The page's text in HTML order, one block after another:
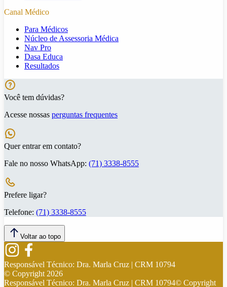
Canal Médico
Para Médicos
Núcleo de Assessoria Médica
Nav Pro
Dasa Educa
Resultados
Você tem dúvidas?
Acesse nossas perguntas frequentes
Quer entrar em contato?
Fale no nosso WhatsApp: (71) 3338-8555
Prefere ligar?
Telefone: (71) 3338-8555
Voltar ao topo
Responsável Técnico: Dra. Marla Cruz | CRM 10794
© Copyright 2026
Responsável Técnico: Dra. Marla Cruz | CRM 10794© Copyright